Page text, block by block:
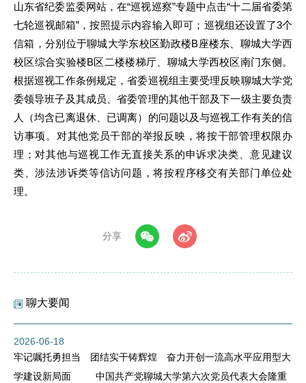
山东省纪委监委网站，在“巡视巡察”专题中点击“十二届省委第
七轮巡视邮箱”，按照提示内容输入即可；巡视组还设置了3个
信箱，分别位于聊城大学东校区勤政楼B座楼东、聊城大学西
校区综合实验楼B区二楼楼梯厅、聊城大学西校区南门东侧。
根据巡视工作条例规定，省委巡视组主要受理反映聊城大学党
委领导班子及其成员、省委管理的其他干部及下一级主要负责
人（均含已离退休、已调离）的问题以及与巡视工作有关的信
访事项。对其他党员干部的举报反映，将按干部管理权限办
理；对其他与巡视工作无直接关系的申诉求决类、意见建议
类、涉法涉诉类等信访问题，将按程序移交有关部门单位处
理。
分享
聊大要闻
2026-06-18
牢记嘱托勇担当 团结实干铸辉煌 奋力开创一流高水平应用型大
学建设新局面 中国共产党聊城大学第六次党员代表大会隆重